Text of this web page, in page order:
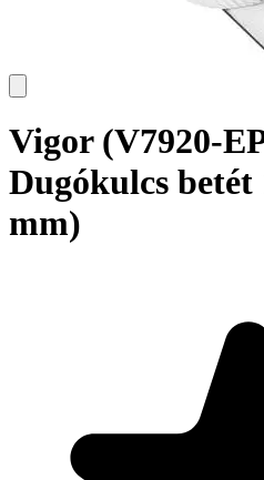
Vigor (V7920-
Dugókulcs betét
mm)